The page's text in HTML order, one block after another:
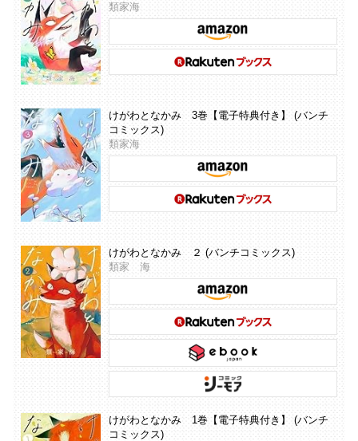
類家海
けがわとなかみ 3巻【電子特典付き】 (バンチ
コミックス)
類家海
けがわとなかみ ２ (バンチコミックス)
類家 海
けがわとなかみ 1巻【電子特典付き】 (バンチ
コミックス)